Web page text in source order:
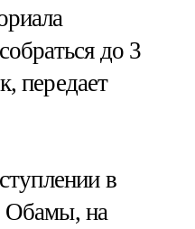
до 3
передает
в
Обамы, на